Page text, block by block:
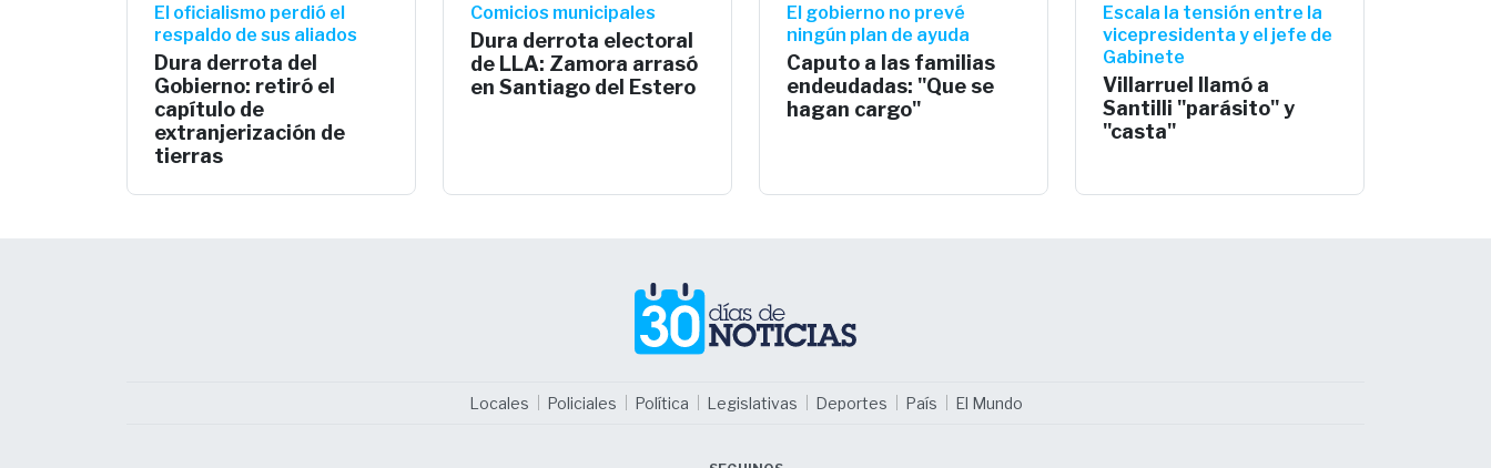
El oficialismo perdió el
respaldo de sus aliados
Dura derrota del
Gobierno: retiró el
capítulo de
extranjerización de
tierras
Comicios municipales
Dura derrota electoral
de LLA: Zamora arrasó
en Santiago del Estero
El gobierno no prevé
ningún plan de ayuda
Caputo a las familias
endeudadas: "Que se
hagan cargo"
Escala la tensión entre la
vicepresidenta y el jefe de
Gabinete
Villarruel llamó a
Santilli "parásito" y
"casta"
Locales Policiales Política Legislativas Deportes País El Mundo